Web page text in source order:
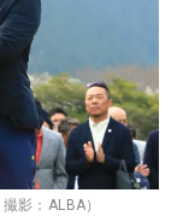
影：ALBA）